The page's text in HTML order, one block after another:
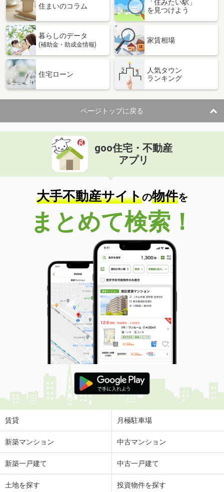
住まいのコラム
「住みたい駅」
を見つけよう
暮らしのデータ
(補助金・助成金情報)
家賃相場
住宅ローン
人気タウン
ランキング
ページトップに戻る
goo住宅・不動産
アプリ
大手不動産サイトの物件を
まとめて検索！
賃貸 月極駐車場
新築マンション 中古マンション
新築一戸建て 中古一戸建て
土地を探す 投資物件を探す